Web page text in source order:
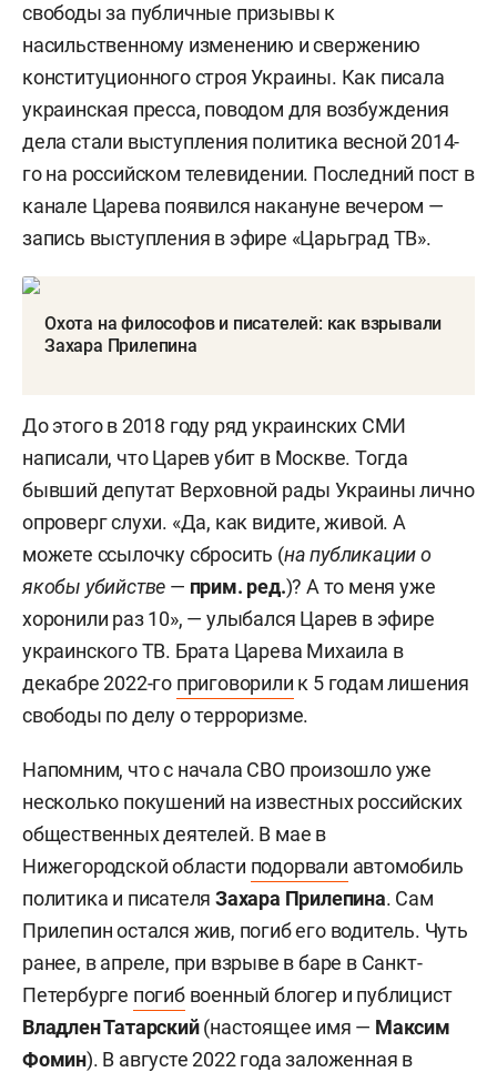
свободы за публичные призывы к
насильственному изменению и свержению
конституционного строя Украины. Как писала
украинская пресса, поводом для возбуждения
дела стали выступления политика весной 2014-
го на российском телевидении. Последний пост в
канале Царева появился накануне вечером —
запись выступления в эфире «Царьград ТВ».
Охота на философов и писателей: как взрывали
Захара Прилепина
До этого в 2018 году ряд украинских СМИ
написали, что Царев убит в Москве. Тогда
бывший депутат Верховной рады Украины лично
опроверг слухи. «Да, как видите, живой. А
можете ссылочку сбросить (на публикации о
якобы убийстве — прим. ред.)? А то меня уже
хоронили раз 10», — улыбался Царев в эфире
украинского ТВ. Брата Царева Михаила в
декабре 2022-го приговорили к 5 годам лишения
свободы по делу о терроризме.
Напомним, что с начала СВО произошло уже
несколько покушений на известных российских
общественных деятелей. В мае в
Нижегородской области подорвали автомобиль
политика и писателяЗахара Прилепина. Сам
Прилепин остался жив, погиб его водитель. Чуть
ранее, в апреле, при взрыве в баре в Санкт-
Петербурге погибвоенный блогер и публицист
Владлен Татарский(настоящее имя — Максим
Фомин). В августе 2022 года заложенная в